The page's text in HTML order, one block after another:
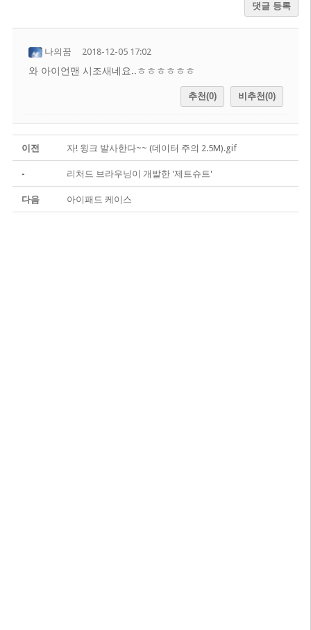
댓글 등록
나의꿈 2018-12-05 17:02
와 아이언맨 시조새네요..ㅎㅎㅎㅎㅎㅎ
추천(0) 비추천(0)
이전 자! 윙크 발사한다~~ (데이터 주의 2.5M).gif
- 리처드 브라우닝이 개발한 '제트슈트'
다음 아이패드 케이스